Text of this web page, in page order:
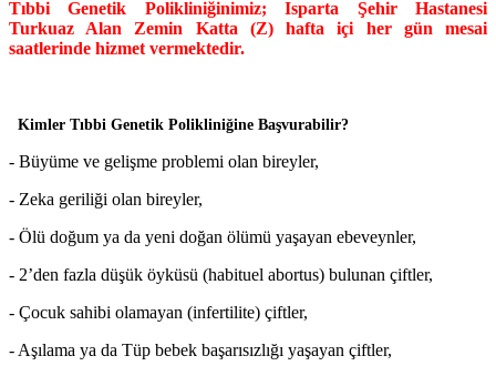
Tıbbi Genetik Polikliniğinimiz; Isparta Şehir Hastanesi
Turkuaz Alan Zemin Katta (Z) hafta içi her gün mesai
saatlerinde hizmet vermektedir.
Kimler Tıbbi Genetik Polikliniğine Başvurabilir?
- Büyüme ve gelişme problemi olan bireyler,
- Zeka geriliği olan bireyler,
- Ölü doğum ya da yeni doğan ölümü yaşayan ebeveynler,
- 2’den fazla düşük öyküsü (habituel abortus) bulunan çiftler,
- Çocuk sahibi olamayan (infertilite) çiftler,
- Aşılama ya da Tüp bebek başarısızlığı yaşayan çiftler,